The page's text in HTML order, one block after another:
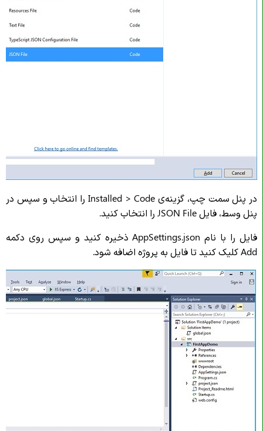
در پنل سمت چپ، گزینه‌ی Installed > Code را انتخاب و سپس در
پنل وسط، فایل JSON File را انتخاب کنید.
فایل را با نام AppSettings.json ذخیره کنید و سپس روی دکمه
Add کلیک کنید تا فایل به پروژه اضافه شود.